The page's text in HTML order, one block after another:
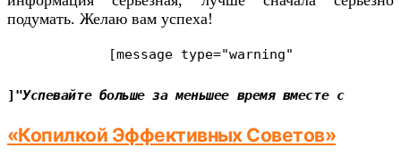
подумать. Желаю вам успеха!
[message type="warning"
]"Успевайте больше за меньшее время вместе с
«Копилкой Эффективных Советов»